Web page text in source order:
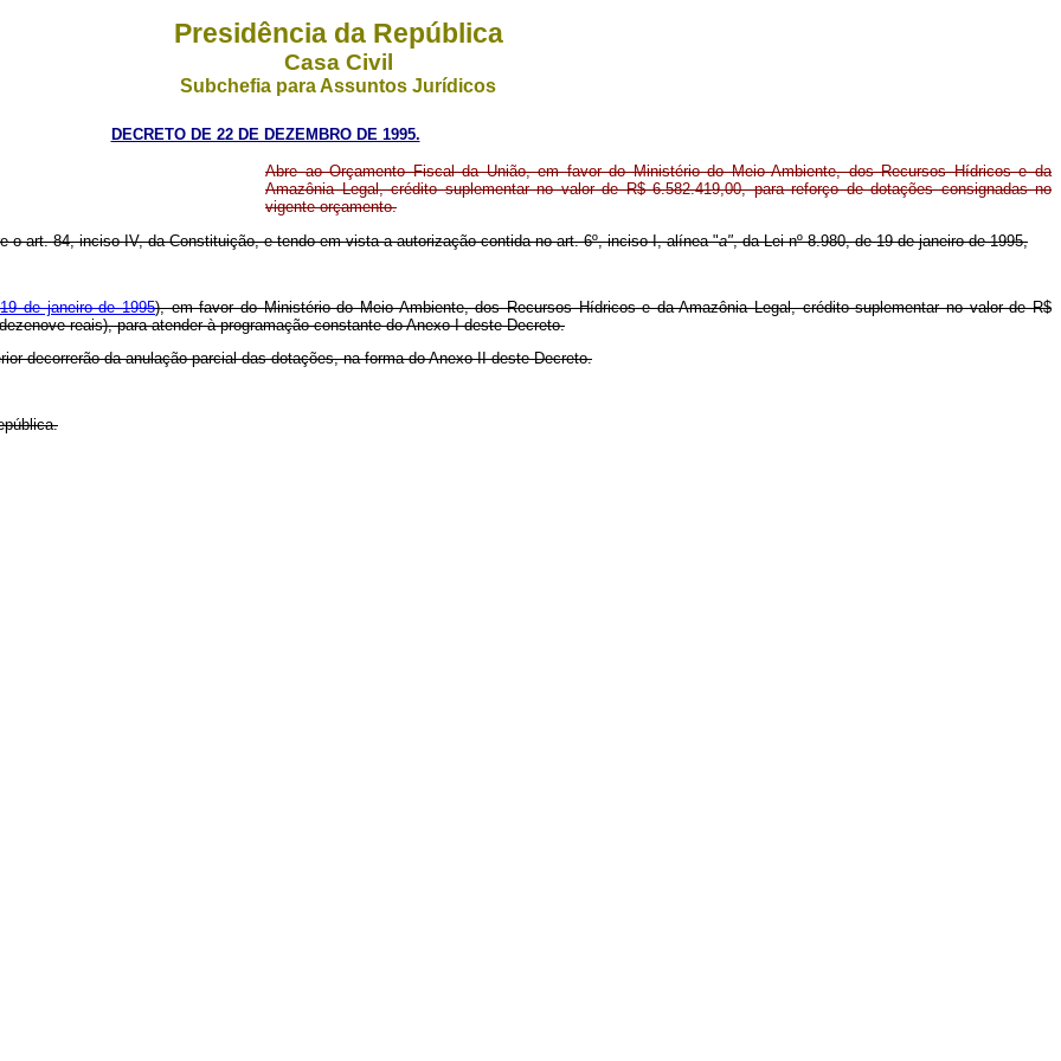
Presidência da República
Casa Civil
Subchefia para Assuntos Jurídicos
DECRETO DE 22 DE DEZEMBRO DE 1995.
Abre ao Orçamento Fiscal da União, em favor do Ministério do Meio Ambiente, dos Recursos Hídricos e da
Amazônia Legal, crédito suplementar no valor de R$ 6.582.419,00, para reforço de dotações consignadas no
vigente orçamento.
o art. 84, inciso IV, da Constituição, e tendo em vista a autorização contida no art. 6º, inciso I, alínea "a", da Lei nº 8.980, de 19 de janeiro de 1995,
de janeiro de 1995), em favor do Ministério do Meio Ambiente, dos Recursos Hídricos e da Amazônia Legal, crédito suplementar no valor de R$
reais), para atender à programação constante do Anexo I deste Decreto.
decorrerão da anulação parcial das dotações, na forma do Anexo II deste Decreto.